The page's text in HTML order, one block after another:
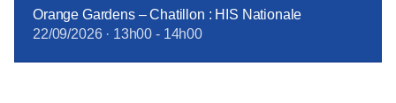
Orange Gardens – Chatillon : HIS Nationale
22/09/2026· 13h00 - 14h00